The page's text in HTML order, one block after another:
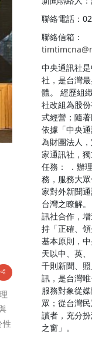
聯絡電話：
聯絡信箱：
中央通訊社
社，是台灣
體。 經歷組
社改組為股
式經營；隨
依據「中央
為財團法人
家通訊社，
任務： ．辦
務，服務大
家對外新聞
台灣之瞭解
訊社合作，
持「正確、
基本原則，
天以中、英
千則新聞、
訊，是台灣
服務對象從
眾；從台灣
讀者，充分
之窗」。